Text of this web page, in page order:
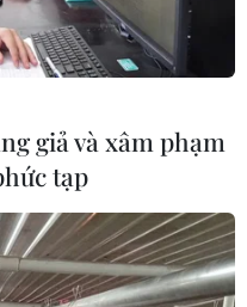
bị ảnh
5
giả và xâm phạm
tạp